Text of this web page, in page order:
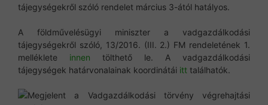
tájegységekről szóló rendelet március 3-ától hatályos.
A földművelésügyi miniszter a vadgazdálkodási
tájegységekről szóló, 13/2016. (III. 2.) FM rendeletének 1.
melléklete innen tölthető le. A vadgazdálkodási
tájegységek határvonalainak koordinátái itt találhatók.